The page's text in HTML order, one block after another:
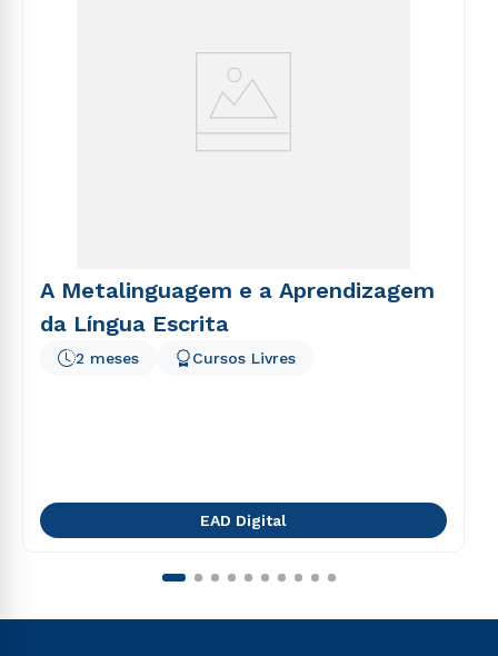
A Metalinguagem e a Aprendizagem
da Língua Escrita
2 meses Cursos Livres
EAD Digital